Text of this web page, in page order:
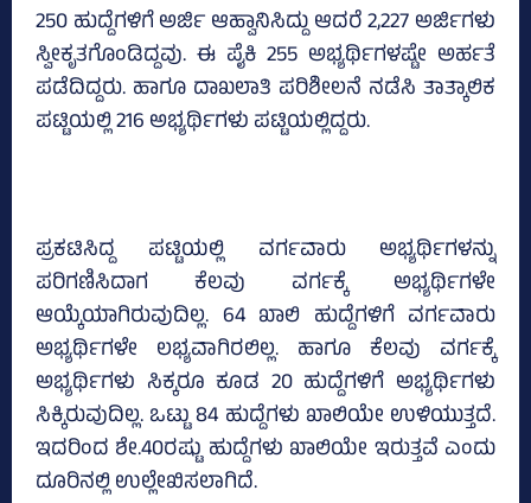
250 ಹುದ್ದೆಗಳಿಗೆ ಅರ್ಜಿ ಆಹ್ವಾನಿಸಿದ್ದು ಆದರೆ 2,227 ಅರ್ಜಿಗಳು
ಸ್ವೀಕೃತಗೊಂಡಿದ್ದವು. ಈ ಪೈಕಿ 255 ಅಭ್ಯರ್ಥಿಗಳಷ್ಟೇ ಅರ್ಹತೆ
ಪಡೆದಿದ್ದರು. ಹಾಗೂ ದಾಖಲಾತಿ ಪರಿಶೀಲನೆ ನಡೆಸಿ ತಾತ್ಕಾಲಿಕ
ಪಟ್ಟಿಯಲ್ಲಿ 216 ಅಭ್ಯರ್ಥಿಗಳು ಪಟ್ಟಿಯಲ್ಲಿದ್ದರು.
ಪ್ರಕಟಿಸಿದ್ದ ಪಟ್ಟಿಯಲ್ಲಿ ವರ್ಗವಾರು ಅಭ್ಯರ್ಥಿಗಳನ್ನು
ಪರಿಗಣಿಸಿದಾಗ ಕೆಲವು ವರ್ಗಕ್ಕೆ ಅಭ್ಯರ್ಥಿಗಳೇ
ಆಯ್ಕೆಯಾಗಿರುವುದಿಲ್ಲ. 64 ಖಾಲಿ ಹುದ್ದೆಗಳಿಗೆ ವರ್ಗವಾರು
ಅಭ್ಯರ್ಥಿಗಳೇ ಲಭ್ಯವಾಗಿರಲಿಲ್ಲ. ಹಾಗೂ ಕೆಲವು ವರ್ಗಕ್ಕೆ
ಅಭ್ಯರ್ಥಿಗಳು ಸಿಕ್ಕರೂ ಕೂಡ 20 ಹುದ್ದೆಗಳಿಗೆ ಅಭ್ಯರ್ಥಿಗಳು
ಸಿಕ್ಕಿರುವುದಿಲ್ಲ. ಒಟ್ಟು 84 ಹುದ್ದೆಗಳು ಖಾಲಿಯೇ ಉಳಿಯುತ್ತದೆ.
ಇದರಿಂದ ಶೇ.40ರಷ್ಟು ಹುದ್ದೆಗಳು ಖಾಲಿಯೇ ಇರುತ್ತವೆ ಎಂದು
ದೂರಿನಲ್ಲಿ ಉಲ್ಲೇಖಿಸಲಾಗಿದೆ.